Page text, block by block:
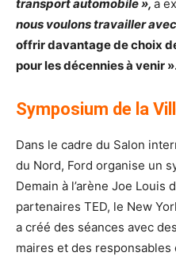
transport automobile », a
nous voulons travailler
offrir davantage de choix
pour les décennies à venir
Symposium de la
Dans le cadre du Salon
du Nord, Ford organise un
Demain à l’arène Joe Louis
partenaires TED, le New
a créé des séances avec
maires et des